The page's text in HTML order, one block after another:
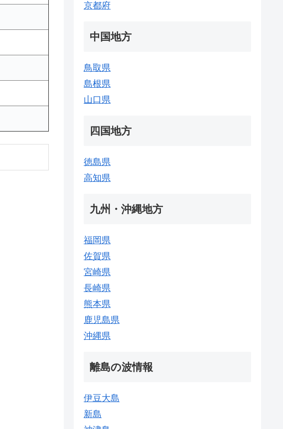
京都府
中国地方
鳥取県
島根県
山口県
四国地方
徳島県
高知県
九州・沖縄地方
福岡県
佐賀県
宮崎県
長崎県
熊本県
鹿児島県
沖縄県
離島の波情報
伊豆大島
新島